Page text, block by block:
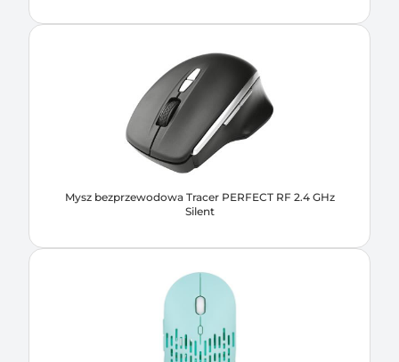
Mysz bezprzewodowa Tracer PERFECT RF 2.4 GHz
Silent